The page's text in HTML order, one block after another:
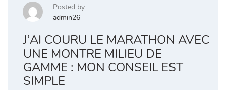
Posted by
admin26
J’AI COURU LE MARATHON AVEC
UNE MONTRE MILIEU DE
GAMME : MON CONSEIL EST
SIMPLE